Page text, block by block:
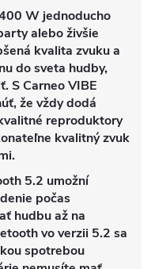
W jednoducho
alebo živšie
kvalita zvuku a
do sveta hudby,
S Carneo VIBE
že vždy dodá
reproduktory
kvalitný zvuk
5.2 umožní
počas
hudbu až na
vo verzii 5.2 sa
spotrebou